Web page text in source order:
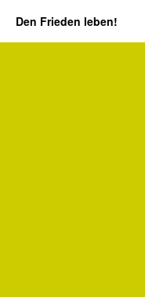
Den Frieden leben!